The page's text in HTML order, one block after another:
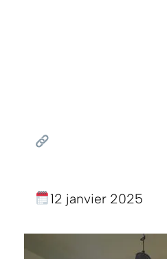
12 janvier 2025